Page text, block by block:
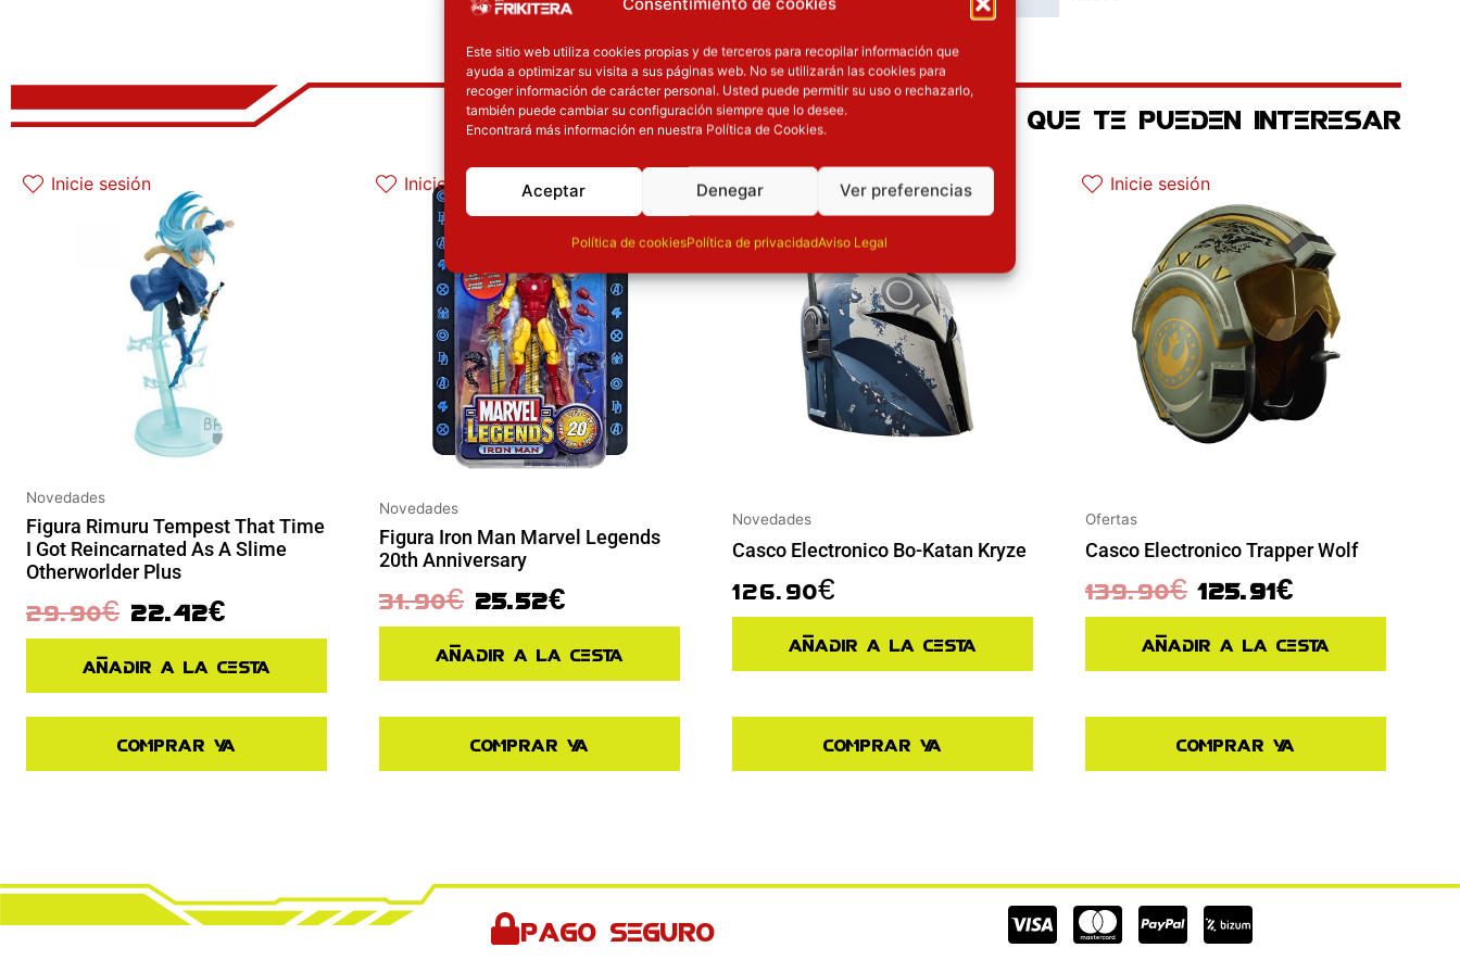
Este sitio web utiliza cookies propias y de terceros para recopilar información que
ayuda a optimizar su visita a sus páginas web. No se utilizarán las cookies para
recoger información de carácter personal. Usted puede permitir su uso o rechazarlo,
también puede cambiar su configuración siempre que lo desee.
Encontrará más información en nuestra Política de Cookies.
Aceptar Denegar Ver preferencias
Política de cookiesPolítica de privacidadAviso Legal
OTROS PRODUCTOS QUE TE PUEDEN INTERESAR
Inicie sesión
Novedades
Figura Rimuru Tempest That Time
I Got Reincarnated As A Slime
Otherworlder Plus
29.90€ 22.42€
Añadir a la cesta
Comprar ya
Inicie sesión
Novedades
Figura Iron Man Marvel Legends
20th Anniversary
31.90€
El precio original era: 31.90€.
25.52€
El precio actual es: 25.52€.
Añadir a la cesta
Comprar ya
Inicie sesión
Novedades
Casco Electronico Bo-Katan Kryze
126.90€
Añadir a la cesta
Comprar ya
Inicie sesión
Ofertas
Casco Electronico Trapper Wolf
139.90€ 125.91€
Añadir a la cesta
Comprar ya
Pago seguro
Cc-Cc-Cc-